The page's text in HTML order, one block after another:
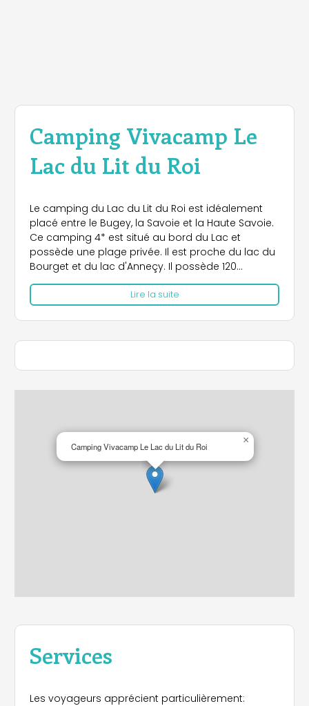
Camping Vivacamp Le
Lac du Lit du Roi
Le camping du Lac du Lit du Roi est idéalement
placé entre le Bugey, la Savoie et la Haute Savoie.
Ce camping 4* est situé au bord du Lac et
possède une plage privée. Il est proche du lac du
Bourget et du lac d'Anneçy. Il possède 120
emplacements ombragés et des locatifs :
chalets, mobil-homes, cottages. Vous pourrez
profiter de la piscine extérieure de 150m2, du
terrain de tennis, des canoës et des vélos en
location ainsi que du restaurant et des soirées
Lire la suite
Camping Vivacamp Le Lac du Lit du Roi
×
Services
Les voyageurs apprécient particulièrement: